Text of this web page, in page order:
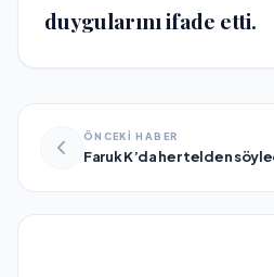
duygularını ifade etti.
ÖNCEKİ HABER
Faruk K’da her telden